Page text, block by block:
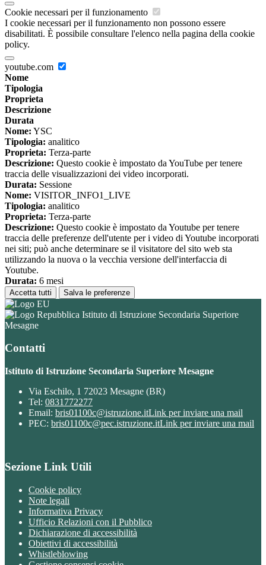
Cookie necessari per il funzionamento
I cookie necessari per il funzionamento non possono essere
disabilitati. È possibile consultare l'elenco nella pagina della cookie
policy.
youtube.com
Nome
Tipologia
Proprieta
Descrizione
Durata
Nome: YSC
Tipologia: analitico
Proprieta: Terza-parte
Descrizione: Questo cookie è impostato da YouTube per tenere
traccia delle visualizzazioni dei video incorporati.
Durata: Sessione
Nome: VISITOR_INFO1_LIVE
Tipologia: analitico
Proprieta: Terza-parte
Descrizione: Questo cookie è impostato da Youtube per tenere
traccia delle preferenze dell'utente per i video di Youtube incorporati
nei siti; può anche determinare se il visitatore del sito web sta
utilizzando la nuova o la vecchia versione dell'interfaccia di
Youtube.
Durata: 6 mesi
Accetta tutti Salva le preferenze
Istituto di Istruzione Secondaria Superiore
Mesagne
Contatti
Istituto di Istruzione Secondaria Superiore Mesagne
Via Eschilo, 1 72023 Mesagne (BR)
Tel: 0831772277
Email: bris01100c@istruzione.itLink per inviare una mail
PEC: bris01100c@pec.istruzione.itLink per inviare una mail
Sezione Link Utili
Cookie policy
Note legali
Informativa Privacy
Ufficio Relazioni con il Pubblico
Dichiarazione di accessibilità
Obiettivi di accessibilità
Whistleblowing